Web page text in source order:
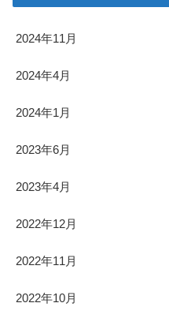
2024年11月
2024年4月
2024年1月
2023年6月
2023年4月
2022年12月
2022年11月
2022年10月